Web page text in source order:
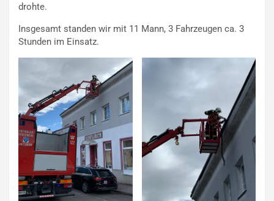
drohte.
Insgesamt standen wir mit 11 Mann, 3 Fahrzeugen ca. 3
Stunden im Einsatz.